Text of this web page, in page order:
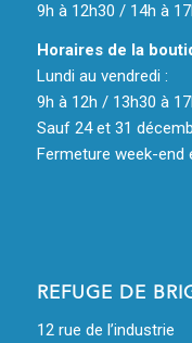
9h à 12h30 / 14h à
Horaires de la
Lundi au vendredi :
9h à 12h / 13h30 à
Sauf 24 et 31
Fermeture week-
REFUGE DE
12 rue de l’industrie